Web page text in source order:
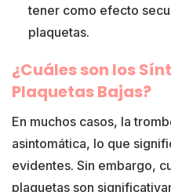
tener como efecto
plaquetas.
¿Cuáles son los
Plaquetas Bajas?
En muchos casos, la
asintomática, lo que
evidentes. Sin embargo,
plaquetas son